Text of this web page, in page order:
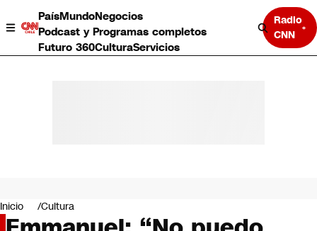
PaísMundoNegocios
Podcast y Programas completos
Futuro 360CulturaServicios
Radio
CNN
Negocios
Deportes
Inicio Cultura